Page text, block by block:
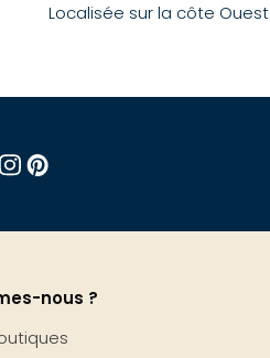
Localisée sur la côte Ouest
nous ?